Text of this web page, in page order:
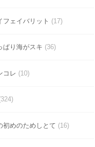
フェイバリット (17)
ぱり海がスキ (36)
コレ (10)
初めのためしとて (16)